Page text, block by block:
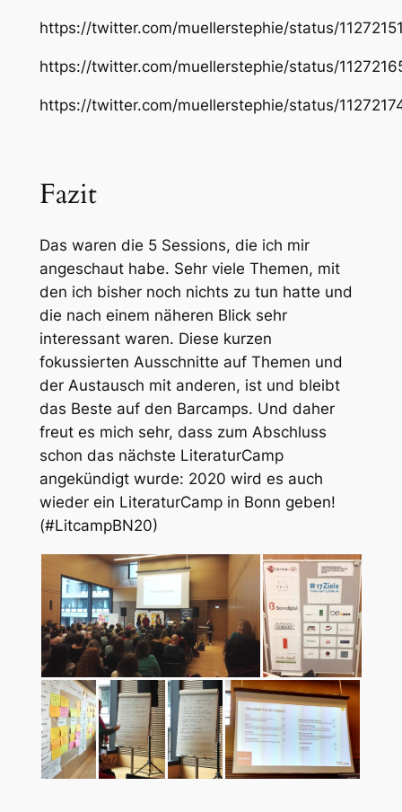
https://twitter.com/muellerstephie/status/
https://twitter.com/muellerstephie/status/
https://twitter.com/muellerstephie/status/
Fazit
Das waren die 5 Sessions, die ich mir
angeschaut habe. Sehr viele Themen, mit
den ich bisher noch nichts zu tun hatte und
die nach einem näheren Blick sehr
interessant waren. Diese kurzen
fokussierten Ausschnitte auf Themen und
der Austausch mit anderen, ist und bleibt
das Beste auf den Barcamps. Und daher
freut es mich sehr, dass zum Abschluss
schon das nächste LiteraturCamp
angekündigt wurde: 2020 wird es auch
wieder ein LiteraturCamp in Bonn geben!
(#LitcampBN20)